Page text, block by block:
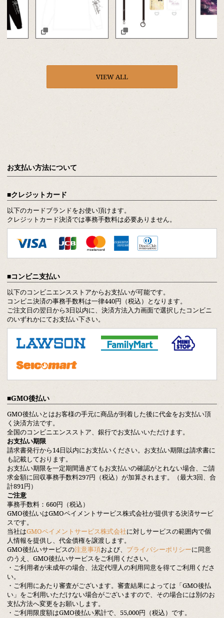
VIEW ALL
お支払い方法について
クレジットカード
以下のカードブランドをお使い頂けます。
クレジットカード決済では事務手数料は必要ありません。
コンビニ支払い
以下のコンビニエンスストアからお支払いが可能です。
コンビニ決済の事務手数料は一律440円（税込）となります。
ご注文日の翌日から3日以内に、決済方法入力画面で選択したコンビニ
のいずれかにてお支払い下さい。
GMO後払い
GMO後払いとはお客様の手元に商品が到着した後に代金をお支払い頂
く決済方法です。
全国のコンビニエンスストア、銀行でお支払いいただけます。
お支払い期限
請求書発行から14日以内にお支払いください。お支払い期限は請求書に
も記載しております。
お支払い期限を一定期間過ぎてもお支払いの確認がとれない場合、ご請
求金額に回収事務手数料297円（税込）が加算されます。（最大3回、合
計891円）
ご注意
事務手数料：660円（税込）
GMO後払いはGMOペイメントサービス株式会社が提供する決済サービ
スです。
当社はGMOペイメントサービス株式会社に対しサービスの範囲内で個
人情報を提供し、代金債権を譲渡します。
GMO後払いサービスの注意事項および、 プライバシーポリシーに同意
のうえ、GMO後払いサービスをご利用ください。
・ご利用者が未成年の場合、法定代理人の利用同意を得てご利用くださ
い。
・ご利用にあたり審査がございます。審査結果によっては「GMO後払
い」をご利用いただけない場合がございますので、その場合には別のお
支払方法へ変更をお願いします。
・ご利用限度額はGMO後払い累計で、55,000円（税込）です。